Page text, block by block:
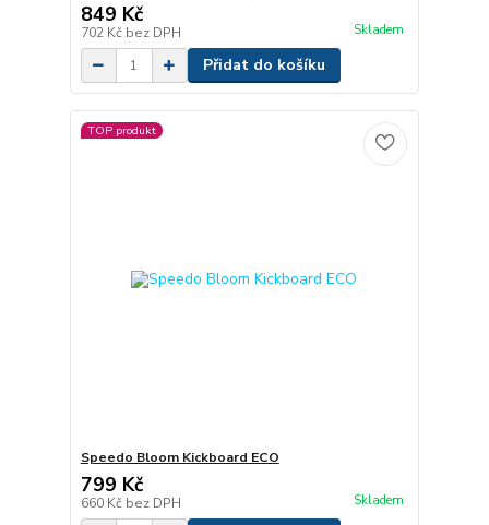
849 Kč
702 Kč bez DPH Skladem
Přidat do košíku
TOP produkt
Speedo Bloom Kickboard ECO
799 Kč
660 Kč bez DPH Skladem